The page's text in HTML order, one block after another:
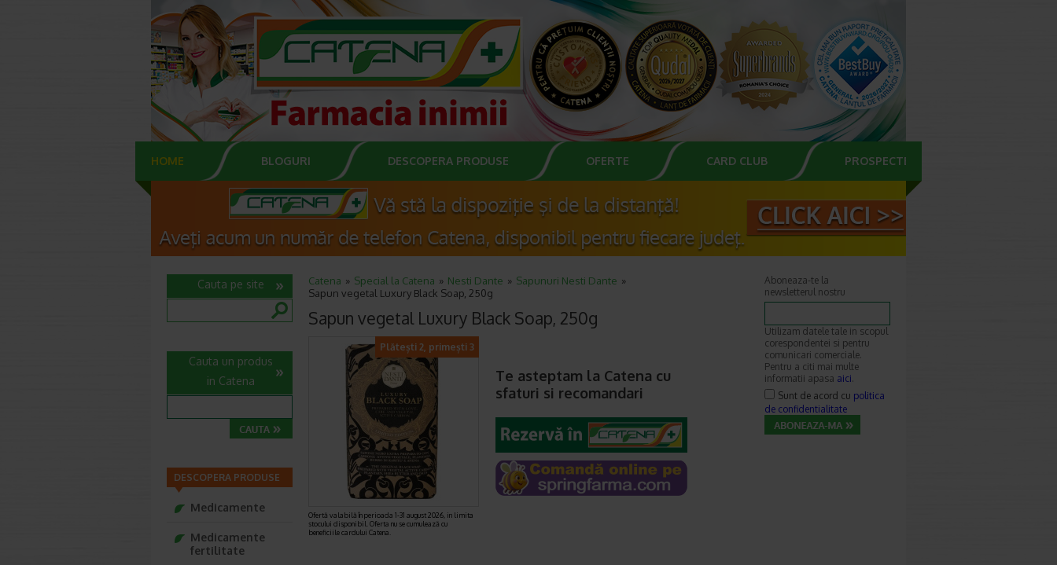
HOME BLOGURI DESCOPERA PRODUSE OFERTE CARD CLUB PROSPECTE
Catena Special la Catena Nesti Dante
Sapunuri Nesti Dante
Sapun vegetal Luxury Black Soap, 250g
Sapun vegetal Luxury Black Soap, 250g
Plătești 2, primești 3
Ofertă valabilă în perioada 1-31 august 2026, in limita
stocului disponibil. Oferta nu se cumulează cu
beneficiile cardului Catena.
Te asteptam la Catena cu
sfaturi si recomandari
Cauta pe site
Cauta un produs
in Catena
DESCOPERA PRODUSE
Medicamente
Medicamente
fertilitate
Aboneaza-te la
newsletterul nostru
Utilizam datele tale in scopul
corespondentei si pentru
comunicari comerciale.
Pentru a citi mai multe
informatii apasa aici.
Sunt de acord cu politica
de confidentialitate